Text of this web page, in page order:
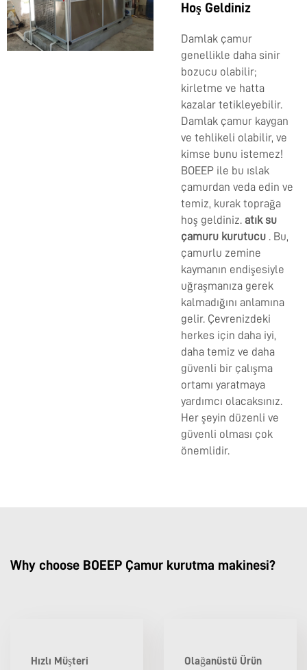
Hoş Geldiniz
Damlak çamur
genellikle daha sinir
bozucu olabilir;
kirletme ve hatta
kazalar tetikleyebilir.
Damlak çamur kaygan
ve tehlikeli olabilir, ve
kimse bunu istemez!
BOEEP ile bu ıslak
çamurdan veda edin ve
temiz, kurak toprağa
hoş geldiniz. atık su
çamuru kurutucu . Bu,
çamurlu zemine
kaymanın endişesiyle
uğraşmanıza gerek
kalmadığını anlamına
gelir. Çevrenizdeki
herkes için daha iyi,
daha temiz ve daha
güvenli bir çalışma
ortamı yaratmaya
yardımcı olacaksınız.
Her şeyin düzenli ve
güvenli olması çok
önemlidir.
Why choose BOEEP Çamur kurutma makinesi?
Hızlı Müşteri
Olağanüstü Ürün